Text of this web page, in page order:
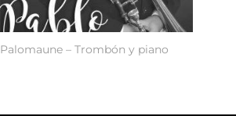
Palomaune – Trombón y piano